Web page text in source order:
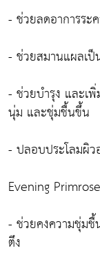
- ช่วยลดอาการระ
- ช่วยสมานแผลเป็
- ช่วยบำรุง และเ
นุ่ม และชุ่มชื้นขึ้น
- ปลอบประโลมผิว
Evening
- ช่วยคงความชุ่มชื้
ตึง